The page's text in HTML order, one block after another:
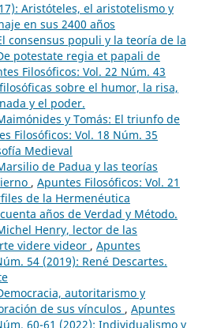
Aristóteles, el aristotelismo y
en sus 2400 años
consensus populi y la teoría de la
potestate regia et papali de
Filosóficos: Vol. 22 Núm. 43
sobre el humor, la risa,
y el poder.
y Tomás: El triunfo de
Filosóficos: Vol. 18 Núm. 35
Medieval
de Padua y las teorías
, Apuntes Filosóficos: Vol. 21
de la Hermenéutica
años de Verdad y Método.
Henry, lector de las
videre videor , Apuntes
54 (2019): René Descartes.
autoritarismo y
de sus vínculos , Apuntes
60-61 (2022): Individualismo y